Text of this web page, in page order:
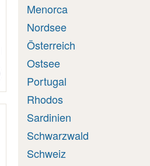
Menorca
Nordsee
Österreich
Ostsee
Portugal
Rhodos
Sardinien
Schwarzwald
Schweiz